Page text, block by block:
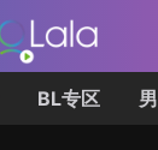
BL专区